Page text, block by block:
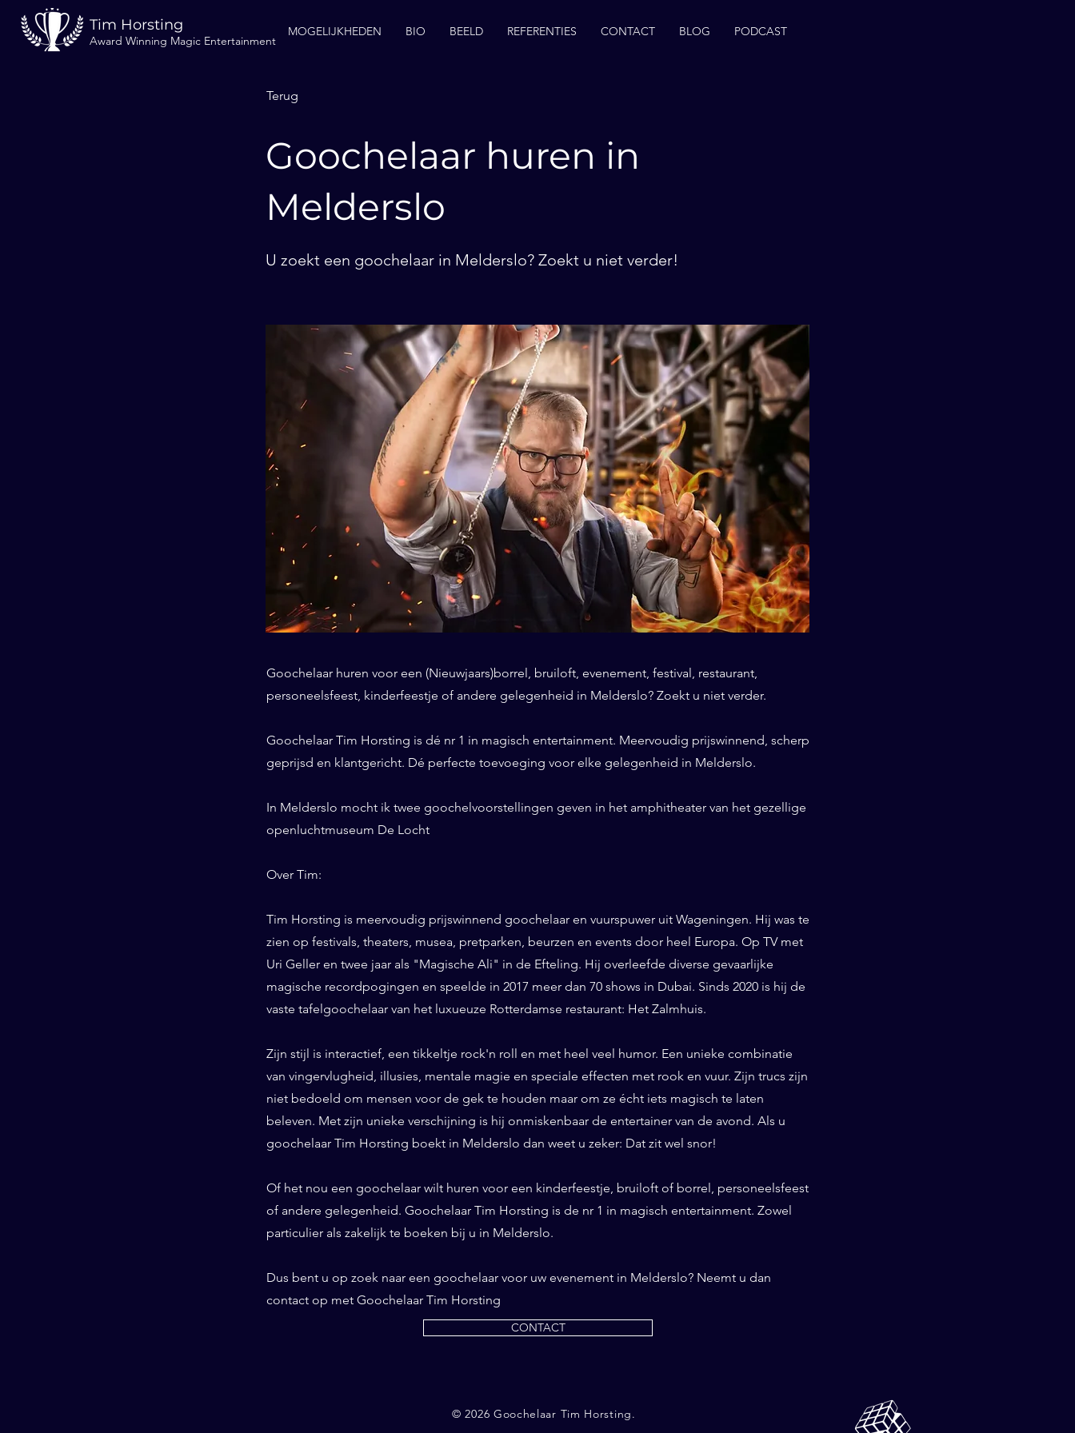
Tim Horsting
Award Winning Magic Entertainment
MOGELIJKHEDEN BIO BEELD REFERENTIES CONTACT BLOG PODCAST
Terug
Goochelaar huren in
Melderslo
U zoekt een goochelaar in Melderslo? Zoekt u niet verder!
Goochelaar huren voor een (Nieuwjaars)borrel, bruiloft, evenement, festival, restaurant,
personeelsfeest, kinderfeestje of andere gelegenheid in Melderslo? Zoekt u niet verder.
Goochelaar Tim Horsting is dé nr 1 in magisch entertainment. Meervoudig prijswinnend, scherp
geprijsd en klantgericht. Dé perfecte toevoeging voor elke gelegenheid in Melderslo.
In Melderslo mocht ik twee goochelvoorstellingen geven in het amphitheater van het gezellige
openluchtmuseum De Locht
Over Tim:
Tim Horsting is meervoudig prijswinnend goochelaar en vuurspuwer uit Wageningen. Hij was te
zien op festivals, theaters, musea, pretparken, beurzen en events door heel Europa. Op TV met
Uri Geller en twee jaar als "Magische Ali" in de Efteling. Hij overleefde diverse gevaarlijke
magische recordpogingen en speelde in 2017 meer dan 70 shows in Dubai. Sinds 2020 is hij de
vaste tafelgoochelaar van het luxueuze Rotterdamse restaurant: Het Zalmhuis.
Zijn stijl is interactief, een tikkeltje rock'n roll en met heel veel humor. Een unieke combinatie
van vingervlugheid, illusies, mentale magie en speciale effecten met rook en vuur. Zijn trucs zijn
niet bedoeld om mensen voor de gek te houden maar om ze écht iets magisch te laten
beleven. Met zijn unieke verschijning is hij onmiskenbaar de entertainer van de avond. Als u
goochelaar Tim Horsting boekt in Melderslo dan weet u zeker: Dat zit wel snor!
Of het nou een goochelaar wilt huren voor een kinderfeestje, bruiloft of borrel, personeelsfeest
of andere gelegenheid. Goochelaar Tim Horsting is de nr 1 in magisch entertainment. Zowel
particulier als zakelijk te boeken bij u in Melderslo.
Dus bent u op zoek naar een goochelaar voor uw evenement in Melderslo? Neemt u dan
contact op met Goochelaar Tim Horsting
CONTACT
© 2026 Goochelaar Tim Horsting.